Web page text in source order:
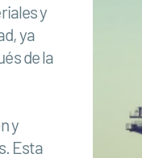
y
ya
de la
y
Esta